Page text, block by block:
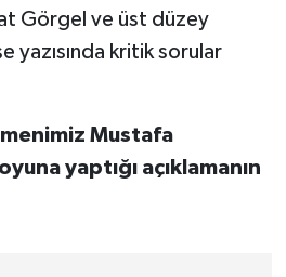
Görgel ve üst düzey
yazısında kritik sorular
Mustafa
yaptığı açıklamanın